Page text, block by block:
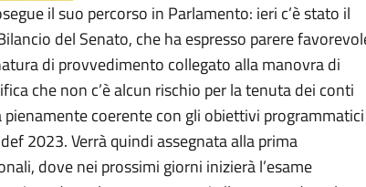
il suo percorso in Parlamento: ieri c’è stato il
del Senato, che ha espresso parere
di provvedimento collegato alla manovra di
che non c’è alcun rischio per la tenuta dei conti
pienamente coerente con gli obiettivi programmatici
2023. Verrà quindi assegnata alla prima
dove nei prossimi giorni inizierà l’esame